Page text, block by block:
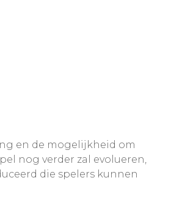
en de mogelijkheid om
nog verder zal evolueren,
die spelers kunnen